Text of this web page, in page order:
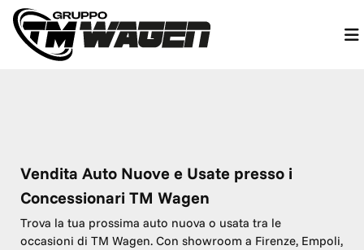
Vendita Auto Nuove e Usate presso i
Concessionari TM Wagen
Trova la tua prossima auto nuova o usata tra le
occasioni di TM Wagen. Con showroom a Firenze, Empoli,